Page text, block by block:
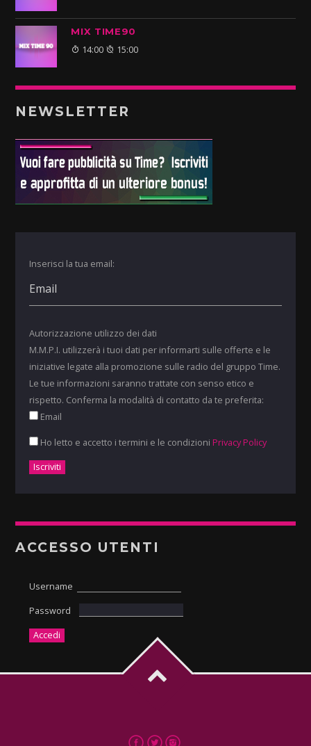
MIX TIME90
14:00 15:00
NEWSLETTER
Inserisci la tua email:
Autorizzazione utilizzo dei dati
M.M.P.I. utilizzerà i tuoi dati per informarti sulle offerte e le
iniziative legate alla promozione sulle radio del gruppo Time.
Le tue informazioni saranno trattate con senso etico e
rispetto. Conferma la modalità di contatto da te preferita:
Email
Ho letto e accetto i termini e le condizioni Privacy Policy
ACCESSO UTENTI
Username
Password